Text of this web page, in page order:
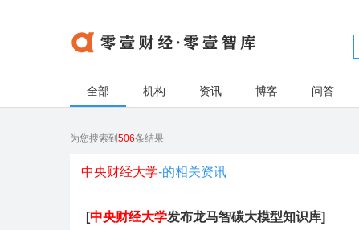
全部 机构 资讯 博客 问答
为您搜索到 506条结果
中央财经大学-的相关资讯
[中央财经大学发布龙马智碳大模型知识库]